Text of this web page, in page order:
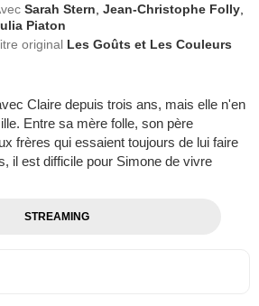
Sarah Stern ,Jean-Christophe Folly
Piaton
original Les Goûts et Les Couleurs
Claire depuis trois ans, mais elle n'en
Entre sa mère folle, son père
frères qui essaient toujours de lui faire
il est difficile pour Simone de vivre
STREAMING